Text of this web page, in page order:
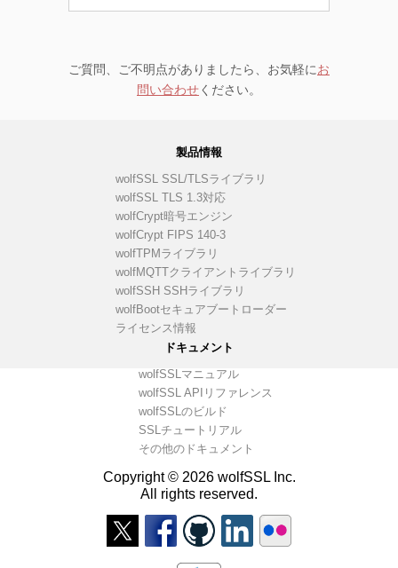
ご質問、ご不明点がありましたら、お気軽にお
問い合わせください。
製品情報
wolfSSL SSL/TLSライブラリ
wolfSSL TLS 1.3対応
wolfCrypt暗号エンジン
wolfCrypt FIPS 140-3
wolfTPMライブラリ
wolfMQTTクライアントライブラリ
wolfSSH SSHライブラリ
wolfBootセキュアブートローダー
ライセンス情報
ドキュメント
wolfSSLマニュアル
wolfSSL APIリファレンス
wolfSSLのビルド
SSLチュートリアル
その他のドキュメント
Copyright © 2026 wolfSSL Inc.
All rights reserved.